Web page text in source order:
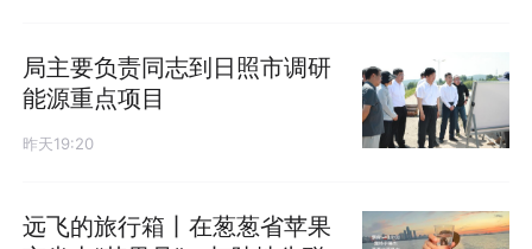
局主要负责同志到日照市调研
能源重点项目
昨天19:20
远飞的旅行箱丨在葱葱省苹果